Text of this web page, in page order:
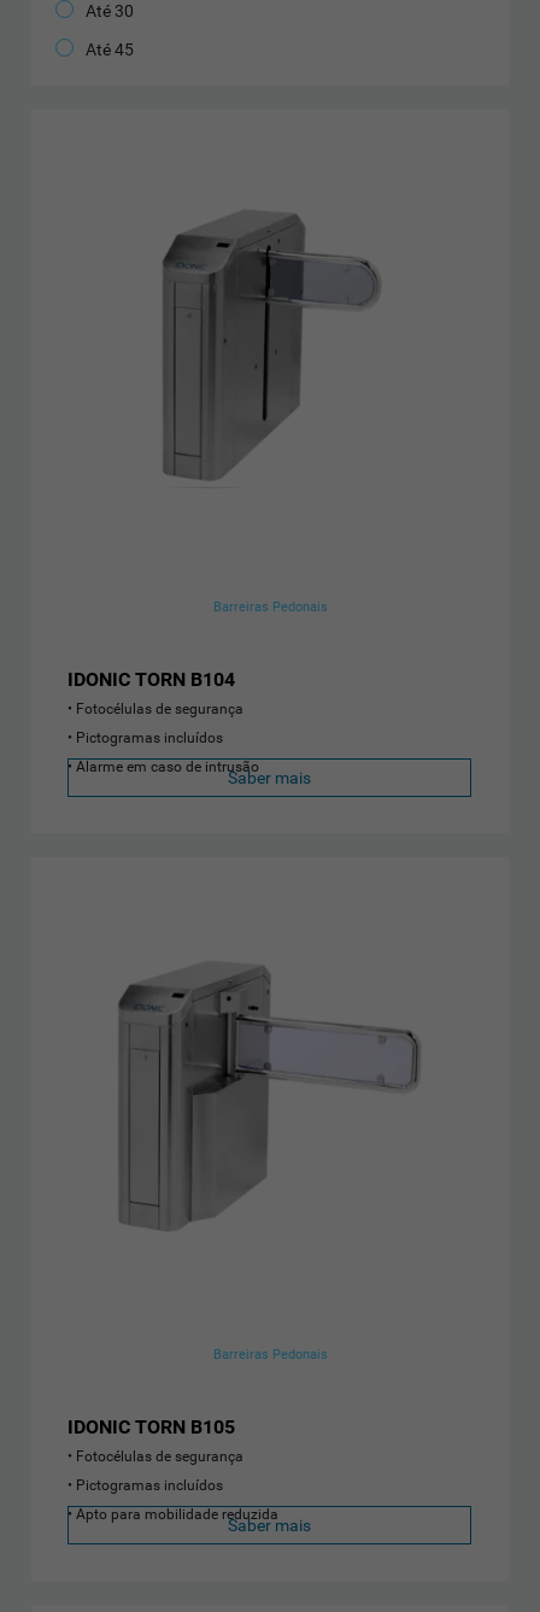
Até 30
Até 45
Barreiras Pedonais
IDONIC TORN B104
Fotocélulas de segurança
Pictogramas incluídos
Alarme em caso de intrusão
Saber mais
Barreiras Pedonais
IDONIC TORN B105
Fotocélulas de segurança
Pictogramas incluídos
Apto para mobilidade reduzida
Saber mais